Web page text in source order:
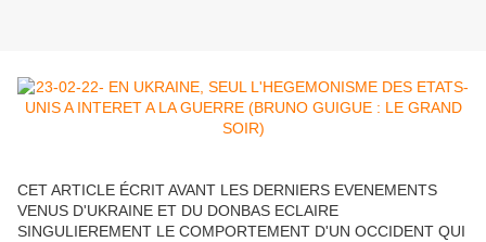
CET ARTICLE ÉCRIT AVANT LES DERNIERS EVENEMENTS
VENUS D'UKRAINE ET DU DONBAS ECLAIRE
SINGULIEREMENT LE COMPORTEMENT D'UN OCCIDENT QUI